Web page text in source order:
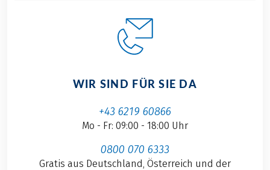
WIR SIND FÜR SIE DA
+43 6219 60866
Mo - Fr: 09:00 - 18:00 Uhr
0800 070 6333
Gratis aus Deutschland, Österreich und der